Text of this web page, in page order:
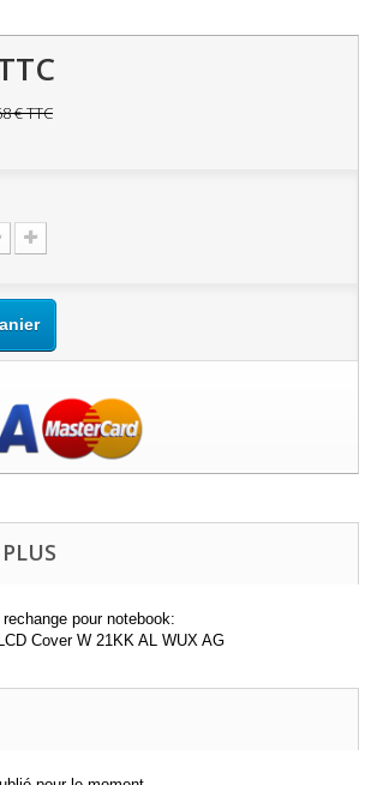
€TTC
pour notebook:
Cover W 21KK AL WUX AG